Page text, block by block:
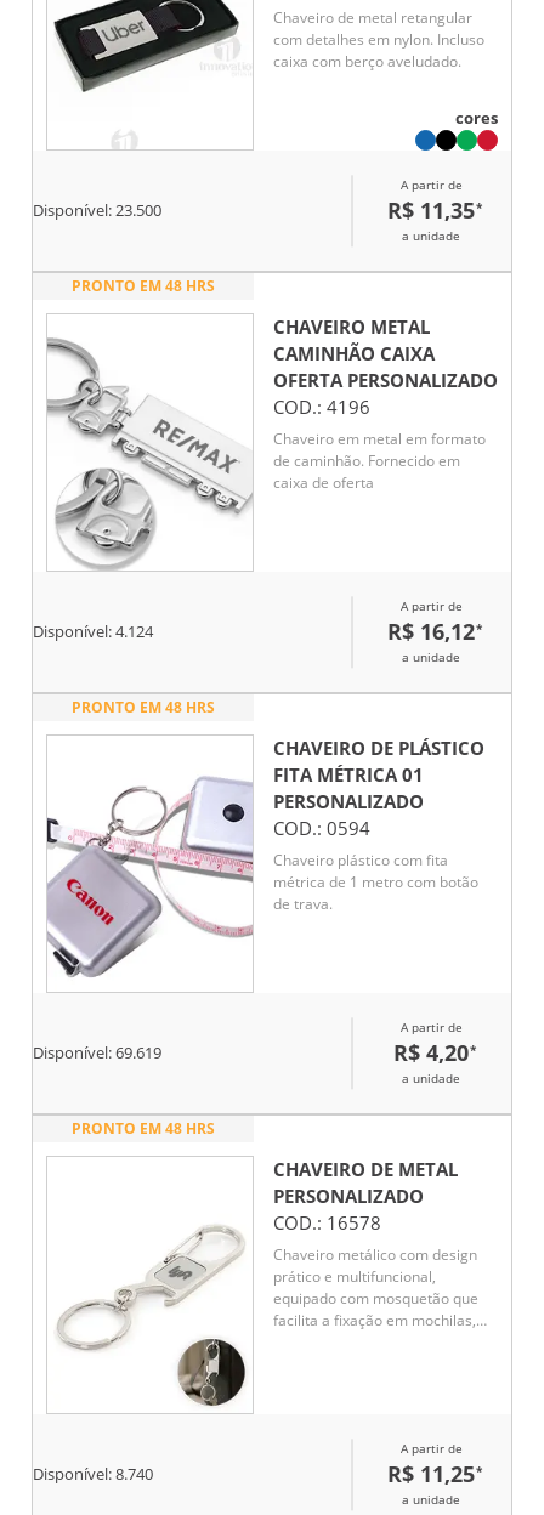
Chaveiro de metal retangular
com detalhes em nylon. Incluso
caixa com berço aveludado.
cores
Disponível:23.500
A partir de
R$ 11,35*
a unidade
PRONTO EM 48 HRS
CHAVEIRO METAL
CAMINHÃO CAIXA
OFERTAPERSONALIZADO
COD.: 4196
Chaveiro em metal em formato
de caminhão. Fornecido em
caixa de oferta
Disponível:4.124
A partir de
R$ 16,12*
a unidade
PRONTO EM 48 HRS
CHAVEIRO DE PLÁSTICO
FITA MÉTRICA 01
PERSONALIZADO
COD.: 0594
Chaveiro plástico com fita
métrica de 1 metro com botão
de trava.
Disponível:69.619
A partir de
R$ 4,20*
a unidade
PRONTO EM 48 HRS
CHAVEIRO DE METAL
PERSONALIZADO
COD.: 16578
Chaveiro metálico com design
prático e multifuncional,
equipado com mosquetão que
facilita a fixação em mochilas,
excelente opção de brinde
promocional ou corporativo,
combinando funcionalidade e
Disponível:8.740
A partir de
R$ 11,25*
a unidade